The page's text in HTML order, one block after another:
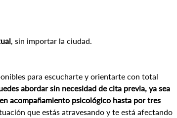
, sin importar la ciudad.
para escucharte y orientarte con total
abordar sin necesidad de cita previa, ya sea
acompañamiento psicológico hasta por tres
que estás atravesando y te está afectando